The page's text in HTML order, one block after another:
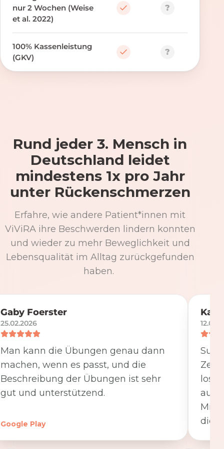
nur 2 Wochen (Weise
et al. 2022)
?
100% Kassenleistung
(GKV)
?
Rund jeder 3. Mensch in
Deutschland leidet
mindestens 1x pro Jahr
unter Rückenschmerzen
Erfahre, wie andere Patient*innen mit
ViViRA ihre Beschwerden lindern konnten
und wieder zu mehr Beweglichkeit und
Lebensqualität im Alltag zurückgefunden
haben.
Gaby Foerster
25.02.2026
Man kann die Übungen genau dann
machen, wenn es passt, und die
Beschreibung der Übungen ist sehr
gut und unterstützend.
Google Play
Zeit
die